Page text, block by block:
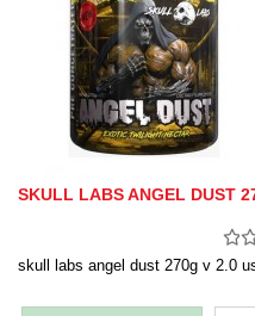
SKULL LABS ANGEL DUST
skull labs angel dust 270g v 2.0